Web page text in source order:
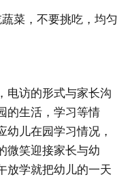
菜，不要挑吃，均匀
电访的形式与家长沟
的生活，学习等情
幼儿在园学习情况，
微笑迎接家长与幼
放学就把幼儿的一天